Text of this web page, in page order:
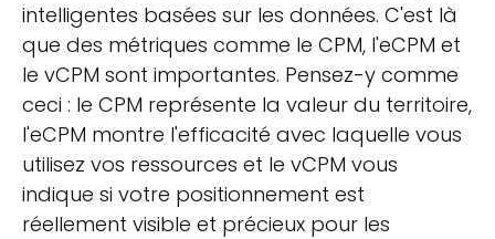
intelligentes basées sur les données. C'est là
que des métriques comme le CPM, l'eCPM et
le vCPM sont importantes. Pensez-y comme
ceci : le CPM représente la valeur du territoire,
l'eCPM montre l'efficacité avec laquelle vous
utilisez vos ressources et le vCPM vous
indique si votre positionnement est
réellement visible et précieux pour les